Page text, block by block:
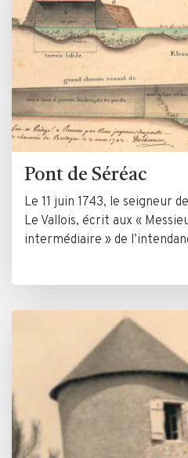
Pont de Séréac
Le 11 juin 1743, le seigneur
Le Vallois, écrit aux «
intermédiaire » de